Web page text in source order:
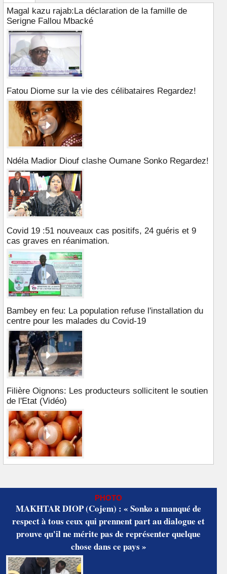
Magal kazu rajab:La déclaration de la famille de
Serigne Fallou Mbacké
Fatou Diome sur la vie des célibataires Regardez!
Ndéla Madior Diouf clashe Oumane Sonko Regardez!
Covid 19 :51 nouveaux cas positifs, 24 guéris et 9
cas graves en réanimation.
Bambey en feu: La population refuse l'installation du
centre pour les malades du Covid-19
Filière Oignons: Les producteurs sollicitent le soutien
de l'Etat (Vidéo)
PHOTO
MAKHTAR DIOP (Cojem) : « Sonko a manqué de
respect à tous ceux qui prennent part au dialogue et
prouve qu'il ne mérite pas de représenter quelque
chose dans ce pays »